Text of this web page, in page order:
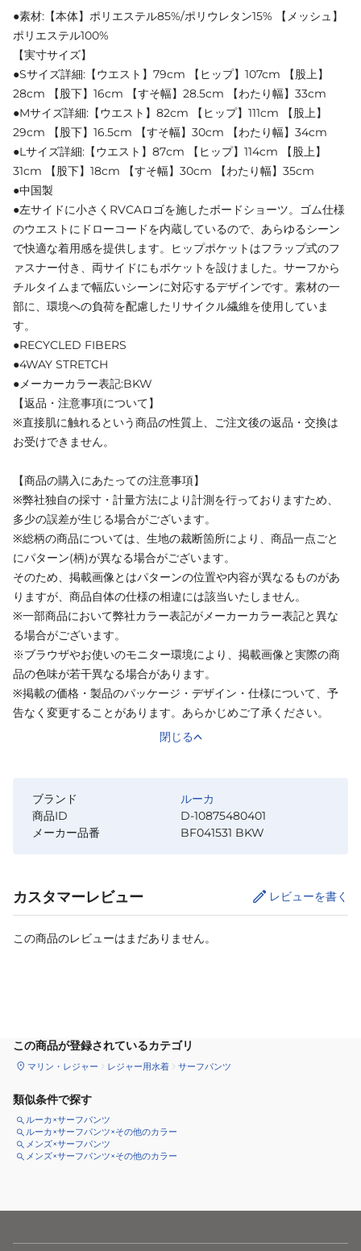
●素材:【本体】ポリエステル85%/ポリウレタン15% 【メッシュ】
ポリエステル100%
【実寸サイズ】
●Sサイズ詳細:【ウエスト】79cm 【ヒップ】107cm 【股上】
28cm 【股下】16cm 【すそ幅】28.5cm 【わたり幅】33cm
●Mサイズ詳細:【ウエスト】82cm 【ヒップ】111cm 【股上】
29cm 【股下】16.5cm 【すそ幅】30cm 【わたり幅】34cm
●Lサイズ詳細:【ウエスト】87cm 【ヒップ】114cm 【股上】
31cm 【股下】18cm 【すそ幅】30cm 【わたり幅】35cm
●中国製
●左サイドに小さくRVCAロゴを施したボードショーツ。ゴム仕様
のウエストにドローコードを内蔵しているので、あらゆるシーン
で快適な着用感を提供します。ヒップポケットはフラップ式のフ
ァスナー付き、両サイドにもポケットを設けました。サーフから
チルタイムまで幅広いシーンに対応するデザインです。素材の一
部に、環境への負荷を配慮したリサイクル繊維を使用していま
す。
●RECYCLED FIBERS
●4WAY STRETCH
●メーカーカラー表記:BKW
【返品・注意事項について】
※直接肌に触れるという商品の性質上、ご注文後の返品・交換は
お受けできません。
【商品の購入にあたっての注意事項】
※弊社独自の採寸・計量方法により計測を行っておりますため、
多少の誤差が生じる場合がございます。
※総柄の商品については、生地の裁断箇所により、商品一点ごと
にパターン(柄)が異なる場合がございます。
そのため、掲載画像とはパターンの位置や内容が異なるものがあ
りますが、商品自体の仕様の相違には該当いたしません。
※一部商品において弊社カラー表記がメーカーカラー表記と異な
る場合がございます。
※ブラウザやお使いのモニター環境により、掲載画像と実際の商
品の色味が若干異なる場合があります。
※掲載の価格・製品のパッケージ・デザイン・仕様について、予
告なく変更することがあります。あらかじめご了承ください。
閉じる
ブランド
ルーカ
商品ID
D-10875480401
メーカー品番
BF041531 BKW
カスタマーレビュー レビューを書く
この商品のレビューはまだありません。
この商品が登録されているカテゴリ
マリン・レジャー レジャー用水着 サーフパンツ
類似条件で探す
ルーカ×サーフパンツ
ルーカ×サーフパンツ×その他のカラー
メンズ×サーフパンツ
メンズ×サーフパンツ×その他のカラー